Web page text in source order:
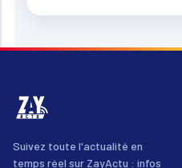
Suivez toute l'actualité en
temps réel sur ZayActu : infos